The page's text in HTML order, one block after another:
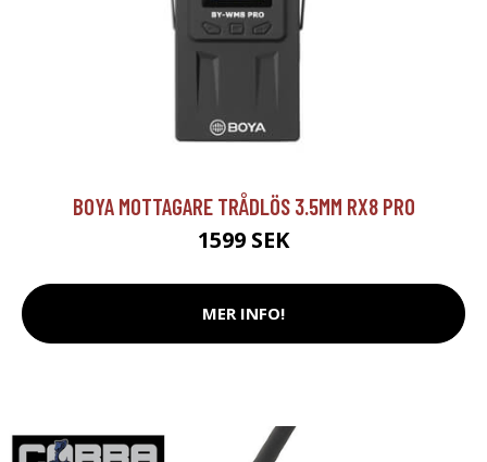
BOYA MOTTAGARE TRÅDLÖS 3.5MM RX8 PRO
1599 SEK
MER INFO!